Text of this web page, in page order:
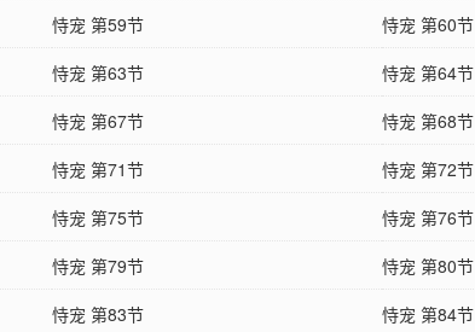
恃宠 第59节
恃宠 第60节
恃宠 第63节
恃宠 第64节
恃宠 第67节
恃宠 第68节
恃宠 第71节
恃宠 第72节
恃宠 第75节
恃宠 第76节
恃宠 第79节
恃宠 第80节
恃宠 第83节 恃宠 第84节